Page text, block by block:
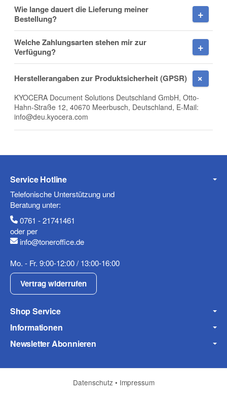
Firma
Mobiltelefon
Fax
Frage zum Artikel
Ihre Frage
Wie lange dauert die Lieferung meiner
Bestellung?
Welche Zahlungsarten stehen mir zur
Verfügung?
Herstellerangaben zur Produktsicherheit (GPSR)
KYOCERA Document Solutions Deutschland GmbH, Otto-
Hahn-Straße 12, 40670 Meerbusch, Deutschland, E-Mail:
info@deu.kyocera.com
Service Hotline
Telefonische Unterstützung und
Beratung unter:
0761 - 21741461
oder per
info@toneroffice.de
Mo. - Fr. 9:00-12:00 / 13:00-16:00
Vertrag widerrufen
Shop Service
Informationen
Newsletter Abonnieren
Datenschutz • Impressum